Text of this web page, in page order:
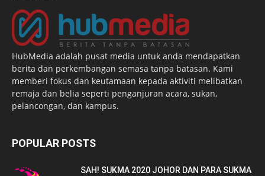
HubMedia adalah pusat media untuk anda mendapatkan
berita dan perkembangan semasa tanpa batasan. Kami
memberi fokus dan keutamaan kepada aktiviti melibatkan
remaja dan belia seperti penganjuran acara, sukan,
pelancongan, dan kampus.
POPULAR POSTS
SAH! SUKMA 2020 JOHOR DAN PARA SUKMA